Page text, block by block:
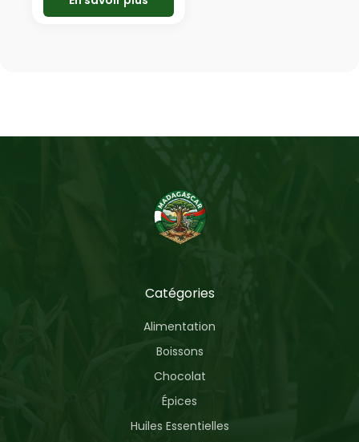
Catégories
Alimentation
Boissons
Chocolat
Épices
Huiles Essentielles